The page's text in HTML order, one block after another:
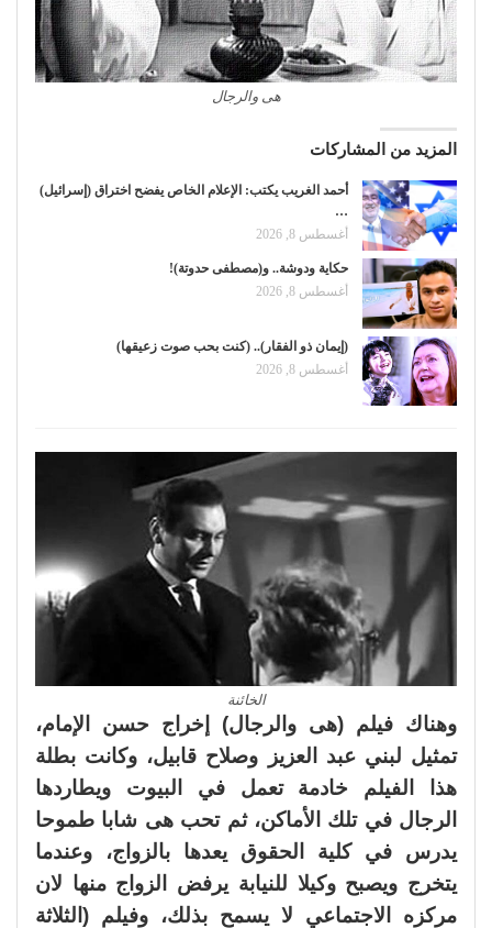
هى والرجال
المزيد من المشاركات
أحمد الغريب يكتب: الإعلام الخاص يفضح اختراق (إسرائيل)
…
أغسطس 8, 2026
حكاية ودوشة.. و(مصطفى حدوتة)!
أغسطس 8, 2026
(إيمان ذو الفقار).. (كنت بحب صوت زعيقها)
أغسطس 8, 2026
الخائنة
وهناك فيلم (هى والرجال) إخراج حسن الإمام،
تمثيل لبني عبد العزيز وصلاح قابيل، وكانت بطلة
هذا الفيلم خادمة تعمل في البيوت ويطاردها
الرجال في تلك الأماكن، ثم تحب هى شابا طموحا
يدرس في كلية الحقوق يعدها بالزواج، وعندما
يتخرج ويصبح وكيلا للنيابة يرفض الزواج منها لان
مركزه الاجتماعي لا يسمح بذلك، وفيلم (الثلاثة